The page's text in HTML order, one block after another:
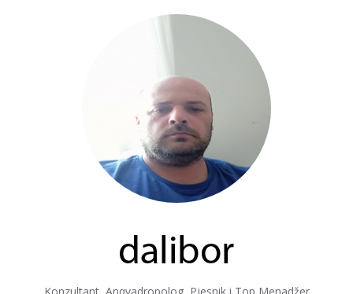
Konzultant, Anqvadropolog, Pjesnik i Top Menadžer